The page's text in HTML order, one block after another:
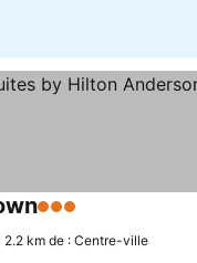
3 Étoiles
2.2 km de : Centre-ville